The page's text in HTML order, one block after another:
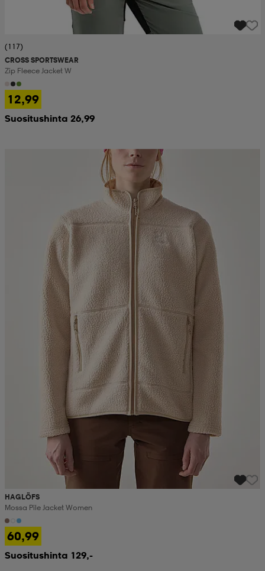
(117)
CROSS SPORTSWEAR
Zip Fleece Jacket W
12,99
Suositushinta 26,99
HAGLÖFS
Mossa Pile Jacket Women
60,99
Suositushinta 129,-